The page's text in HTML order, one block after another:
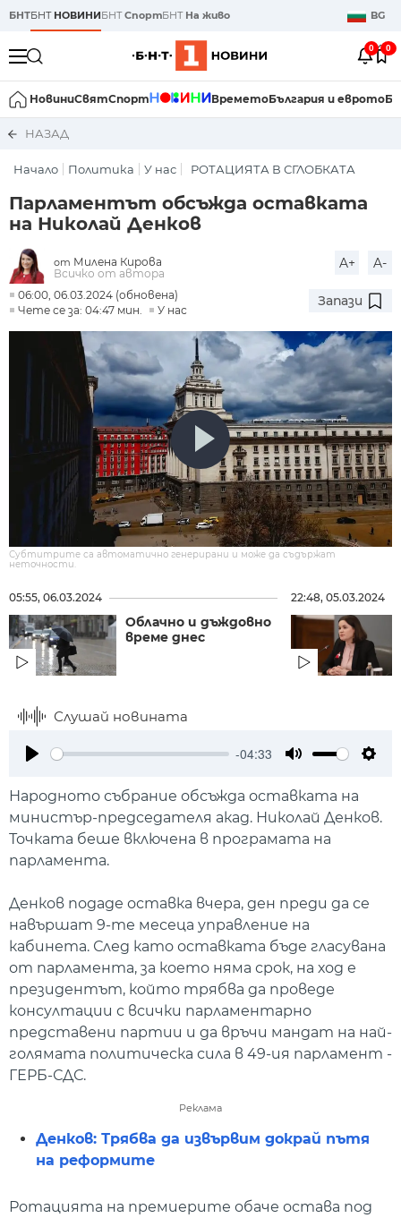
БНТБНТ НОВИНИБНТСпортБНТ На живо BG
0 0
НовиниСвятСпорт ВреметоБългария и еврото
НАЗАД
Начало Политика У нас РОТАЦИЯТА В СГЛОБКАТА
Парламентът обсъжда оставката
на Николай Денков
от Милена Кирова
Всичко от автора
A+ A-
06:00, 06.03.2024 (обновена)
Чете се за: 04:47 мин.
У нас
Запази
Субтитрите са автоматично генерирани и може да съдържат
неточности.
05:55, 06.03.2024
Облачно и дъждовно
време днес
22:48, 05.03.2024
Слушай новината
-04:33
Народното събрание обсъжда оставката на
министър-председателя акад. Николай Денков.
Точката беше включена в програмата на
парламента.
Денков подаде оставка вчера, ден преди да се
навършат 9-те месеца управление на
кабинета. След като оставката бъде гласувана
от парламента, за което няма срок, на ход е
президентът, който трябва да проведе
консултации с всички парламентарно
представени партии и да връчи мандат на най-
голямата политическа сила в 49-ия парламент -
ГЕРБ-СДС.
Реклама
Денков: Трябва да извървим докрай пътя
на реформите
Ротацията на премиерите обаче остава под